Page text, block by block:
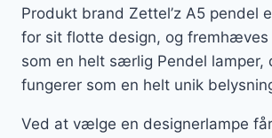
Produkt brand Zettel’z A5 pendel
for sit flotte design, og fremhæves
som en helt særlig Pendel lamper,
fungerer som en helt unik
Ved at vælge en designerlampe